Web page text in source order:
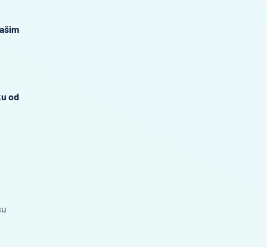
od